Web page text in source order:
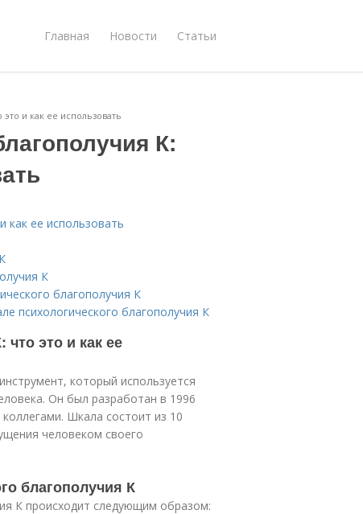
Главная Новости Статьи
и как ее использовать
К:
как ее использовать
К
благополучия К
психологического благополучия К
это и как ее
который используется
Он был разработан в 1996
Шкала состоит из 10
человеком своего
благополучия К
К происходит следующим образом: